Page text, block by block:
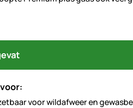
voor wildafweer en